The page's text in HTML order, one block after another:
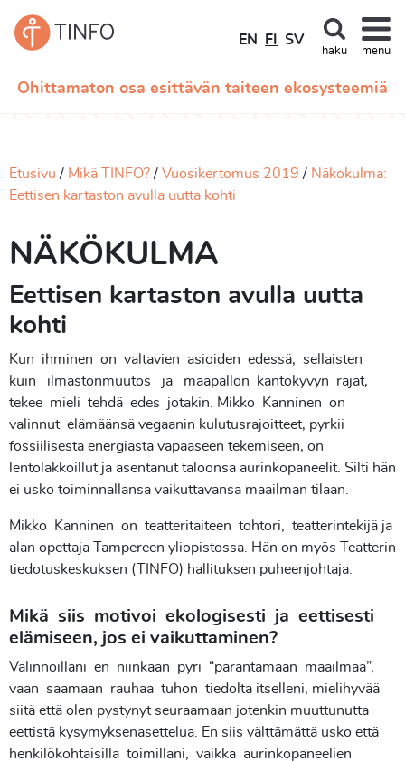
Ohittamaton osa esittävän taiteen ekosysteemiä
EN FI SV
haku menu
Etusivu Mikä TINFO? Vuosikertomus 2019
Näkokulma:
Eettisen kartaston avulla uutta kohti
NÄKÖKULMA
Eettisen kartaston avulla uutta
kohti
Kun ihminen on valtavien asioiden edessä, sellaisten
kuin ilmastonmuutos ja maapallon kantokyvyn rajat,
tekee mieli tehdä edes jotakin. Mikko Kanninen on
valinnut elämäänsä vegaanin kulutusrajoitteet, pyrkii
fossiilisesta energiasta vapaaseen tekemiseen, on
lentolakkoillut ja asentanut taloonsa aurinkopaneelit. Silti hän
ei usko toiminnallansa vaikuttavansa maailman tilaan.
Mikko Kanninen on teatteritaiteen tohtori, teatterintekijä ja
alan opettaja Tampereen yliopistossa. Hän on myös Teatterin
tiedotuskeskuksen (TINFO) hallituksen puheenjohtaja.
Mikä siis motivoi ekologisesti ja eettisesti
elämiseen, jos ei vaikuttaminen?
Valinnoillani en niinkään pyri “parantamaan maailmaa”,
vaan saamaan rauhaa tuhon tiedolta itselleni, mielihyvää
siitä että olen pystynyt seuraamaan jotenkin muuttunutta
eettistä kysymyksenasettelua. En siis välttämättä usko että
henkilökohtaisilla toimillani, vaikka aurinkopaneelien